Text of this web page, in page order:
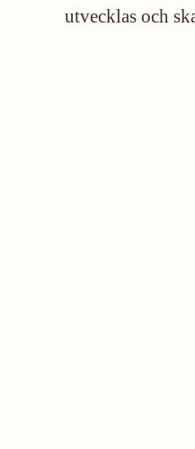
utvecklas och